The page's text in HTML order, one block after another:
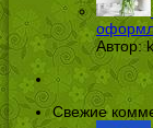
Автор:
Свежие